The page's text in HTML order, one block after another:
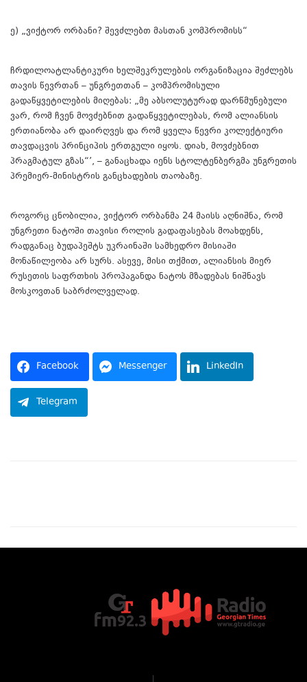
ე) „ვიქტორ ორბანი? შევძლებთ მასთან კომპრომისს“
ჩრდილოატლანტიკური ხელშეკრულების ორგანიზაცია შეძლებს
თავის წევრთან – უნგრეთთან – კომპრომისული
გადაწყვეტილების მიღებას: „მე აბსოლუტურად დარწმუნებული
ვარ, რომ ჩვენ მოვძებნით გადაწყვეტილებას, რომ ალიანსის
ერთიანობა არ დაირღვეს და რომ ყველა წევრი კოლექტიური
თავდაცვის პრინციპის ერთგული იყოს. დიახ, მოვძებნით
პრაგმატულ გზას“’, – განაცხადა იენს სტოლტენბერგმა უნგრეთის
პრემიერ-მინისტრის განცხადების თაობაზე.
როგორც ცნობილია, ვიქტორ ორბანმა 24 მაისს აღნიშნა, რომ
უნგრეთი ნატოში თავისი როლის გადაფასებას მოახდენს,
რადგანაც ბუდაპეშტს უკრაინაში სამხედრო მისიაში
მონაწილეობა არ სურს. ასევე, მისი თქმით, ალიანსის მიერ
რუსეთის საფრთხის პროპაგანდა ნატოს მზადებას ნიშნავს
მოსკოვთან საბრძოლველად.
Facebook Messenger LinkedIn
Telegram